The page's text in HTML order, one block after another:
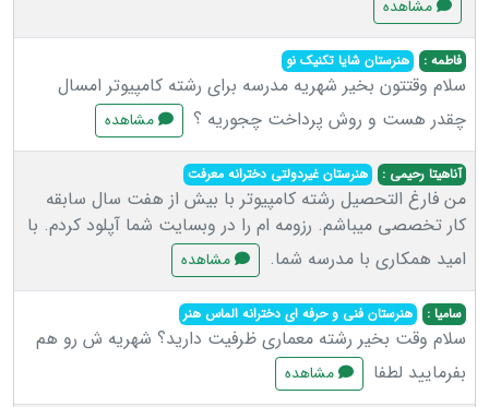
مشاهده
فاطمه : هنرستان شایا تکنیک نو
سلام وقتتون بخیر شهریه مدرسه برای رشته کامپیوتر امسال
چقدر هست و روش پرداخت چجوریه ؟
مشاهده
آناهیتا رحیمی : هنرستان غیردولتی دخترانه معرفت
من فارغ التحصیل رشته کامپیوتر با بیش از هفت سال سابقه
کار تخصصی میباشم. رزومه ام را در وبسایت شما آپلود کردم. با
امید همکاری با مدرسه شما.
مشاهده
سامیا : هنرستان فنی و حرفه ای دخترانه الماس هنر
سلام وقت بخیر رشته معماری ظرفیت دارید؟ شهریه ش رو هم
بفرمایید لطفا
مشاهده